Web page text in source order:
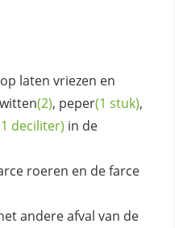
laten vriezen en
(2), peper(1 stuk),
deciliter) in de
roeren en de farce
andere afval van de